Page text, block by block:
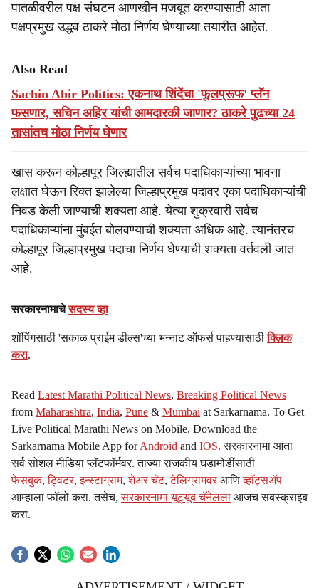
पातळीवरील पक्ष संघटन आणखीन मजबूत करण्यासाठी आता
पक्षप्रमुख उद्धव ठाकरे मोठा निर्णय घेण्याच्या तयारीत आहेत.
Also Read
Sachin Ahir Politics: एकनाथ शिंदेंचा 'फूलप्रूफ' प्लॅन
फसणार, सचिन अहिर यांची आमदारकी जाणार? ठाकरे पुढच्या 24
तासांतच मोठा निर्णय घेणार
खास करून कोल्हापूर जिल्ह्यातील सर्वच पदाधिकाऱ्यांच्या भावना
लक्षात घेऊन रिक्त झालेल्या जिल्हाप्रमुख पदावर एका पदाधिकाऱ्यांची
निवड केली जाण्याची शक्यता आहे. येत्या शुक्रवारी सर्वच
पदाधिकाऱ्यांना मुंबईत बोलवण्याची शक्यता अधिक आहे. त्यानंतरच
कोल्हापूर जिल्हाप्रमुख पदाचा निर्णय घेण्याची शक्यता वर्तवली जात
आहे.
सरकारनामाचेसदस्य व्हा
शॉपिंगसाठी 'सकाळ प्राईम डील्स'च्या भन्नाट ऑफर्स पाहण्यासाठीक्लिक
करा.
Read Latest Marathi Political News, Breaking Political News
from Maharashtra, India, Pune & Mumbai at Sarkarnama. To Get
Live Political Marathi News on Mobile, Download the
Sarkarnama Mobile App forAndroid and IOS. सरकारनामा आता
सर्व सोशल मीडिया प्लॅटफॉर्मवर. ताज्या राजकीय घडामोडींसाठी
फेसबुक,ट्विटर,इन्स्टाग्राम,शेअर चॅट,टेलिग्रामवर आणिव्हॉट्सॲप
आम्हाला फॉलो करा. तसेच,सरकारनामा यूट्यूब चॅनेलला आजच सबस्क्राइब
करा.